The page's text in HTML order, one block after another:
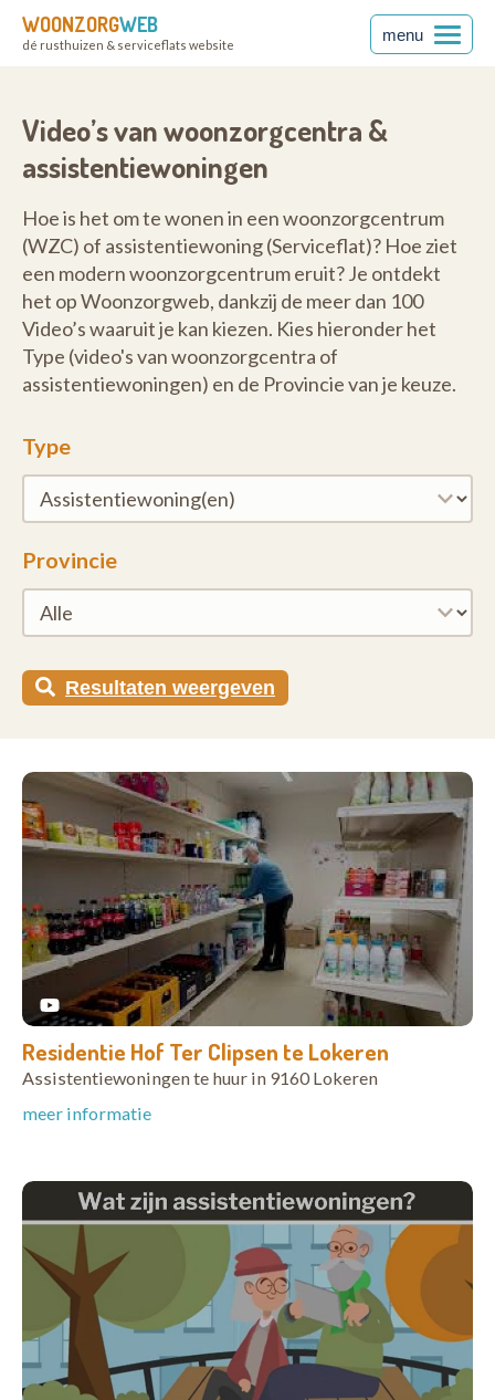
WOONZORGWEB
dé rusthuizen & serviceflats website
menu
Video’s van woonzorgcentra &
assistentiewoningen
Hoe is het om te wonen in een woonzorgcentrum
(WZC) of assistentiewoning (Serviceflat)? Hoe ziet
een modern woonzorgcentrum eruit? Je ontdekt
het op Woonzorgweb, dankzij de meer dan 100
Video’s waaruit je kan kiezen. Kies hieronder het
Type (video's van woonzorgcentra of
assistentiewoningen) en de Provincie van je keuze.
Type
Provincie
Resultaten weergeven
Residentie Hof Ter Clipsen te Lokeren
Assistentiewoningen te huur in 9160 Lokeren
meer informatie